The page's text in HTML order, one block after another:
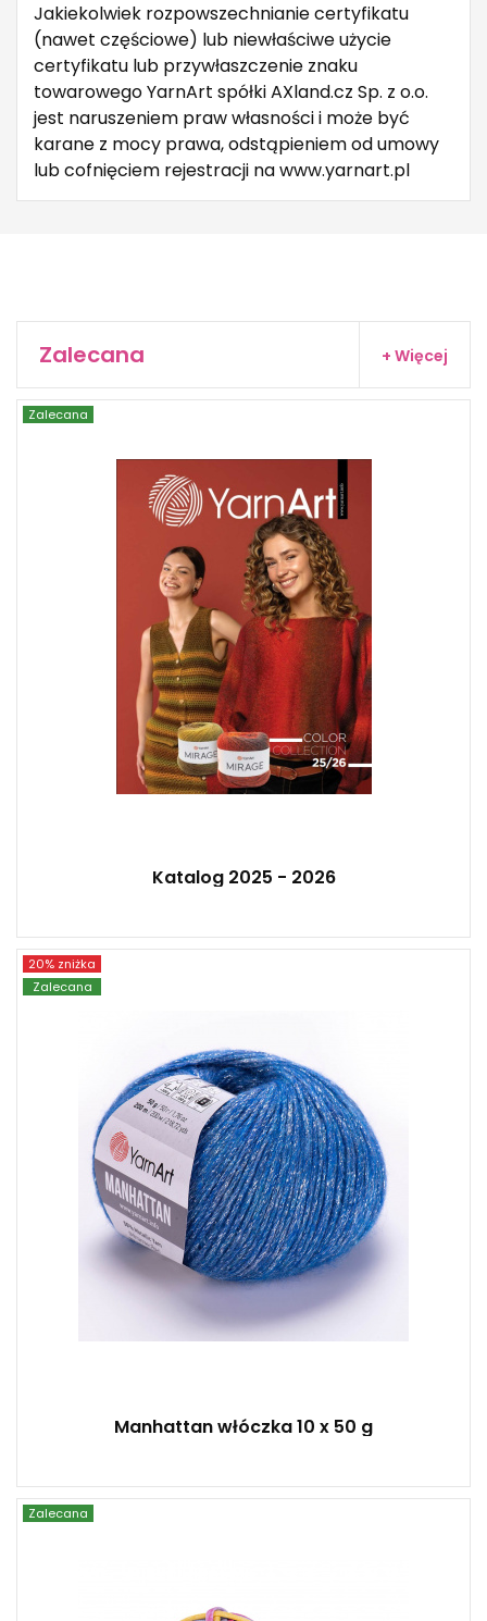
Jakiekolwiek rozpowszechnianie certyfikatu
(nawet częściowe) lub niewłaściwe użycie
certyfikatu lub przywłaszczenie znaku
towarowego YarnArt spółki AXland.cz Sp. z o.o.
jest naruszeniem praw własności i może być
karane z mocy prawa, odstąpieniem od umowy
lub cofnięciem rejestracji na www.yarnart.pl
Zalecana + Więcej
Zalecana
Katalog 2025 - 2026
20% zniżka
Zalecana
50 g
200
10
Manhattan włóczka 10 x 50 g
Zalecana